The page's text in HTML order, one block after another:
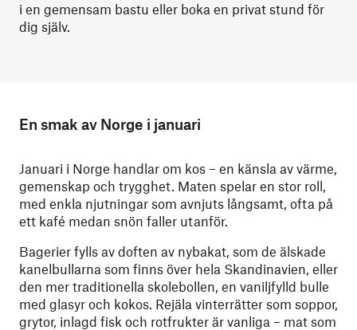
i en gemensam bastu eller boka en privat stund för
dig själv.
En smak av Norge i januari
Januari i Norge handlar om kos – en känsla av värme,
gemenskap och trygghet. Maten spelar en stor roll,
med enkla njutningar som avnjuts långsamt, ofta på
ett kafé medan snön faller utanför.
Bagerier fylls av doften av nybakat, som de älskade
kanelbullarna som finns över hela Skandinavien, eller
den mer traditionella skolebollen, en vaniljfylld bulle
med glasyr och kokos. Rejäla vinterrätter som soppor,
grytor, inlagd fisk och rotfrukter är vanliga – mat som